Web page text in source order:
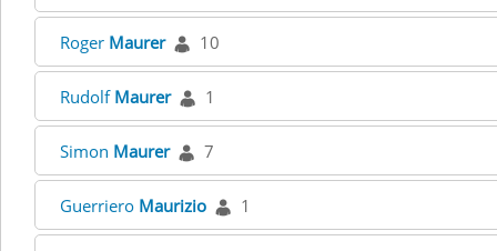
Roger Maurer 10
Rudolf Maurer 1
Simon Maurer 7
Guerriero Maurizio 1